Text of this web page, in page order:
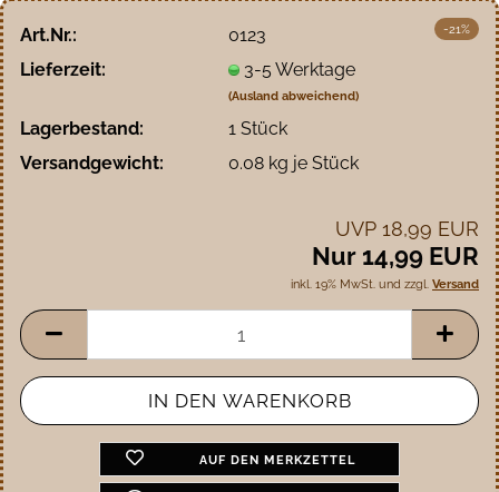
-21%
Art.Nr.:
0123
Lieferzeit:
3-5 Werktage
(Ausland abweichend)
Lagerbestand: 1 Stück
Versandgewicht:
0.08kg je Stück
UVP 18,99 EUR
Nur 14,99 EUR
inkl. 19% MwSt. und zzgl. Versand
AUF DEN MERKZETTEL